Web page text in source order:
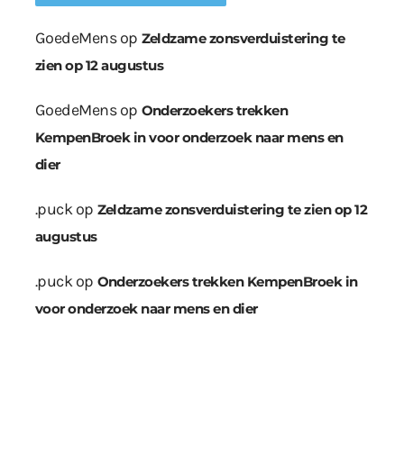
GoedeMensop Zeldzame zonsverduistering te
zien op 12 augustus
GoedeMensop Onderzoekers trekken
KempenBroek in voor onderzoek naar mens en
dier
.puckop Zeldzame zonsverduistering te zien op 12
augustus
.puckop Onderzoekers trekken KempenBroek in
voor onderzoek naar mens en dier